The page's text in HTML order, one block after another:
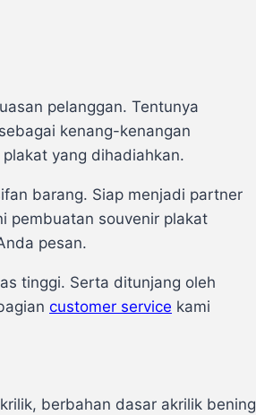
pelanggan. Tentunya
kenang-kenangan
yang dihadiahkan.
barang. Siap menjadi partner
pembuatan souvenir plakat
pesan.
tinggi. Serta ditunjang oleh
customer service kami
berbahan dasar akrilik bening